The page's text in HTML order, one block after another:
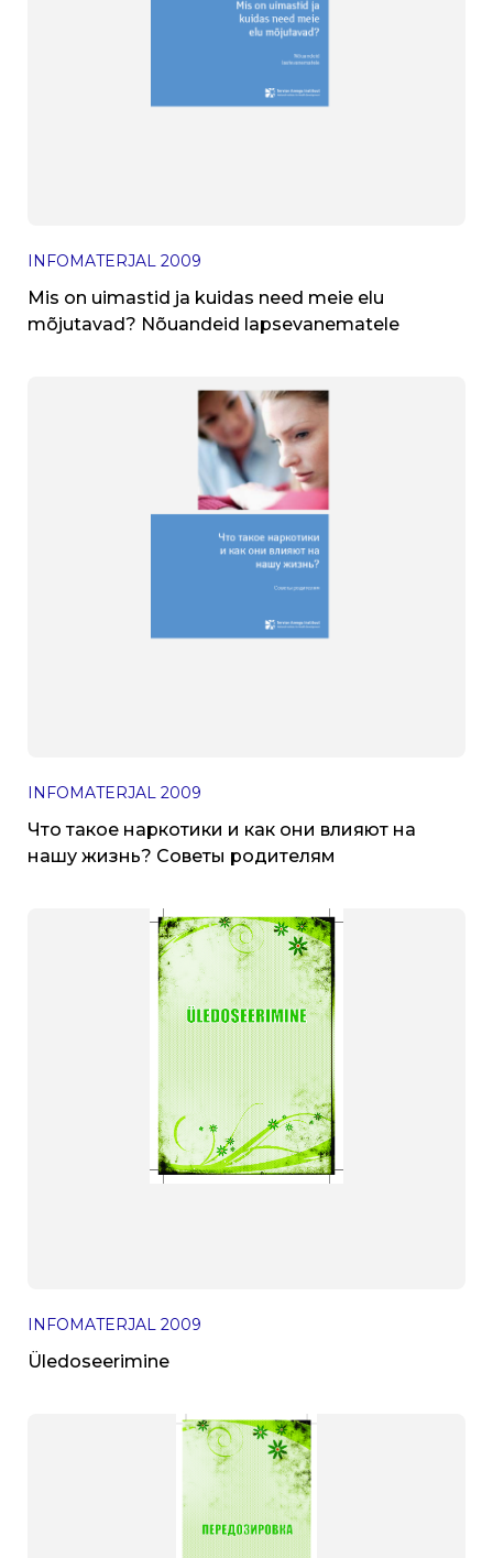
INFOMATERJAL 2009
Mis on uimastid ja kuidas need meie elu
mõjutavad? Nõuandeid lapsevanematele
INFOMATERJAL 2009
Что такое наркотики и как они влияют на
нашу жизнь? Советы родителям
INFOMATERJAL 2009
Üledoseerimine